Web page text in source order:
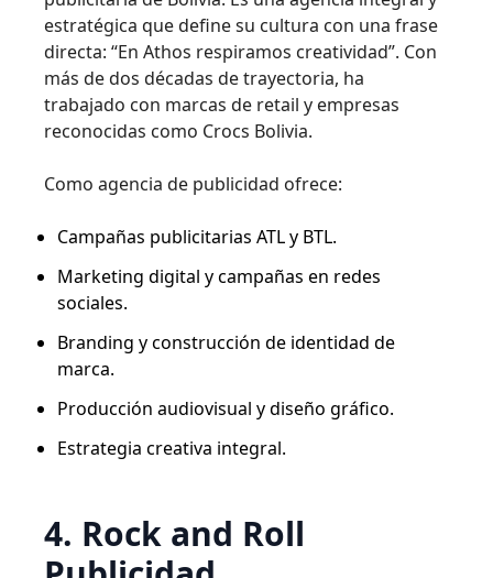
estratégica que define su cultura con una frase
directa: “En Athos respiramos creatividad”. Con
más de dos décadas de trayectoria, ha
trabajado con marcas de retail y empresas
reconocidas como Crocs Bolivia.
Como agencia de publicidad ofrece:
Campañas publicitarias ATL y BTL.
Marketing digital y campañas en redes
sociales.
Branding y construcción de identidad de
marca.
Producción audiovisual y diseño gráfico.
Estrategia creativa integral.
4. Rock and Roll